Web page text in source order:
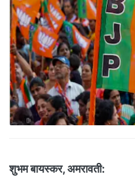
शुभम बायस्कर, अमरावती: